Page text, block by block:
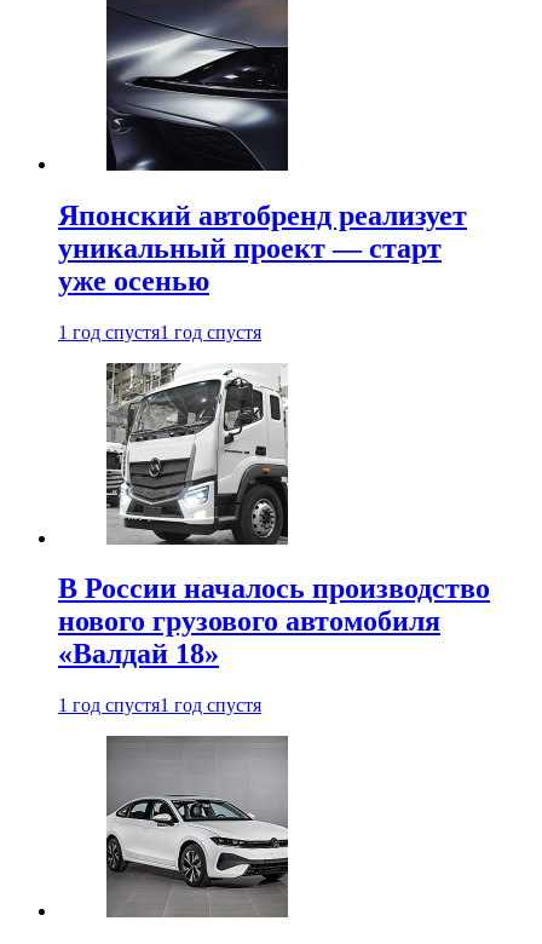
Японский автобренд реализует
уникальный проект — старт
уже осенью
1 год спустя1 год спустя
В России началось производство
нового грузового автомобиля
«Валдай 18»
1 год спустя1 год спустя